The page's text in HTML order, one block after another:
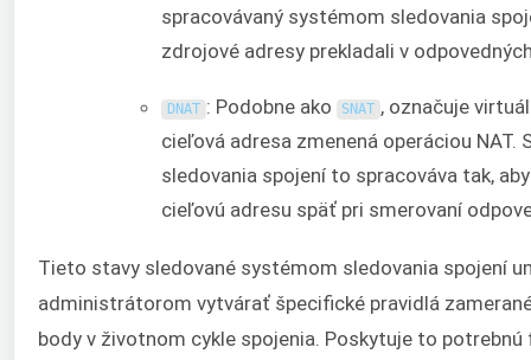
spracovávaný systémom sledovania
zdrojové adresy prekladali v
DNAT : Podobne ako SNAT , označuje
cieľová adresa zmenená operáciou NAT.
sledovania spojení to spracováva tak,
cieľovú adresu späť pri smerovaní
Tieto stavy sledované systémom sledovania spojení
administrátorom vytvárať špecifické pravidlá
body v životnom cykle spojenia. Poskytuje to